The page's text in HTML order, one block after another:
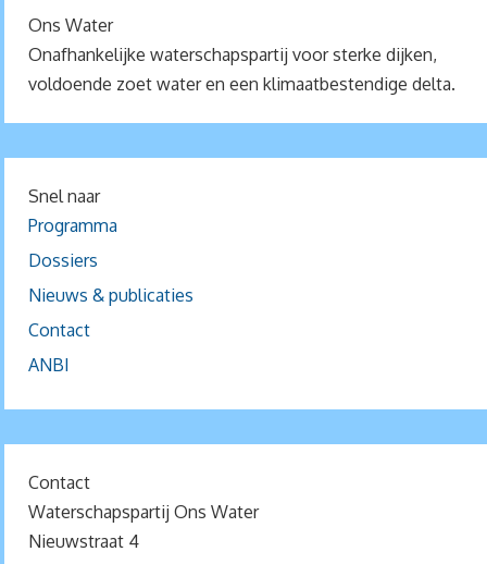
Ons Water
Onafhankelijke waterschapspartij voor sterke dijken,
voldoende zoet water en een klimaatbestendige delta.
Snel naar
Programma
Dossiers
Nieuws & publicaties
Contact
ANBI
Contact
Waterschapspartij Ons Water
Nieuwstraat 4